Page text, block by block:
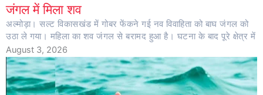
जंगल में मिला शव
अल्मोड़ा। सल्ट विकासखंड में गोबर फेंकने गई नव विवाहिता को बाघ जंगल को
उठा ले गया। महिला का शव जंगल से बरामद हुआ है। घटना के बाद पूरे क्षेत्र में
August 3, 2026